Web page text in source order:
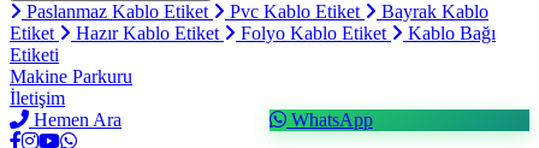
Paslanmaz Kablo Etiket Pvc Kablo Etiket
Bayrak Kablo
Etiket
Hazır Kablo Etiket Folyo Kablo Etiket
Kablo Bağı
Etiketi
Makine Parkuru
İletişim
Hemen Ara
WhatsApp